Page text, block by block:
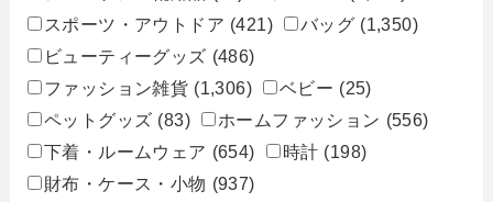
スポーツ・アウトドア (421) バッグ (1,350)
ビューティーグッズ (486)
ファッション雑貨 (1,306) ベビー (25)
ペットグッズ (83) ホームファッション (556)
下着・ルームウェア (654) 時計 (198)
財布・ケース・小物 (937)